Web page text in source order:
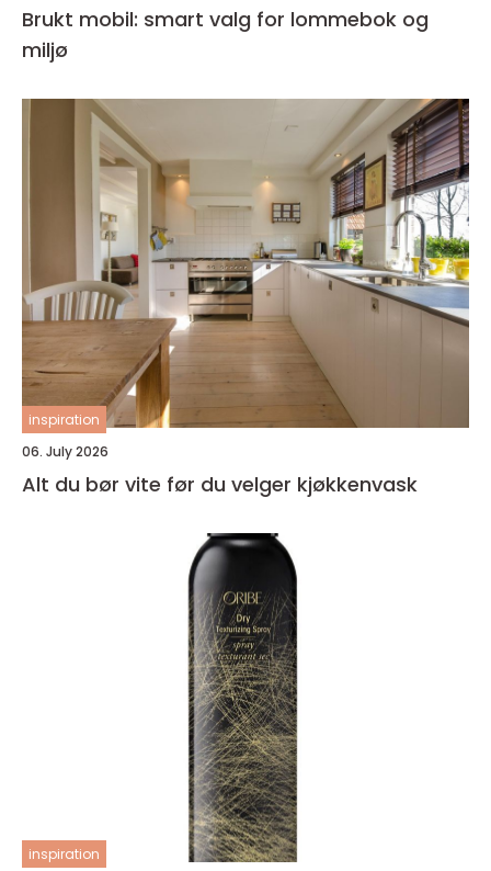
Brukt mobil: smart valg for lommebok og
miljø
inspiration
06. July 2026
Alt du bør vite før du velger kjøkkenvask
inspiration